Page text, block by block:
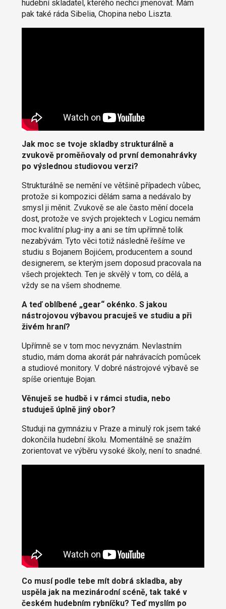
hudební skladatel, kterého nechci jmenovat. Mám
pak také ráda Sibelia, Chopina nebo Liszta.
Jak moc se tvoje skladby strukturálně a
zvukově proměňovaly od první demonahrávky
po výslednou studiovou verzi?
Strukturálně se nemění ve většině případech vůbec,
protože si kompozici dělám sama a nedávalo by
smysl ji měnit. Zvukově se ale často mění docela
dost, protože ve svých projektech v Logicu nemám
moc kvalitní plug-iny a ani se tím upřímně tolik
nezabývám. Tyto věci totiž následně řešíme ve
studiu s Bojanem Bojićem, producentem a sound
designerem, se kterým jsem doposud pracovala na
všech projektech. Ten je skvělý v tom, co dělá, a
vždy se na všem shodneme.
A teď oblíbené „gear“ okénko. S jakou
nástrojovou výbavou pracuješ ve studiu a při
živém hraní?
Upřímně se v tom moc nevyznám. Nevlastním
studio, mám doma akorát pár nahrávacích pomůcek
a studiové monitory. V dobré nástrojové výbavě se
spíše orientuje Bojan.
Věnuješ se hudbě i v rámci studia, nebo
studuješ úplně jiný obor?
Studuji na gymnáziu v Praze a minulý rok jsem také
dokončila hudební školu. Momentálně se snažím
zorientovat ve výběru vysoké školy, není to snadné.
Co musí podle tebe mít dobrá skladba, aby
uspěla jak na mezinárodní scéně, tak také v
českém hudebním rybníčku? Teď myslím po